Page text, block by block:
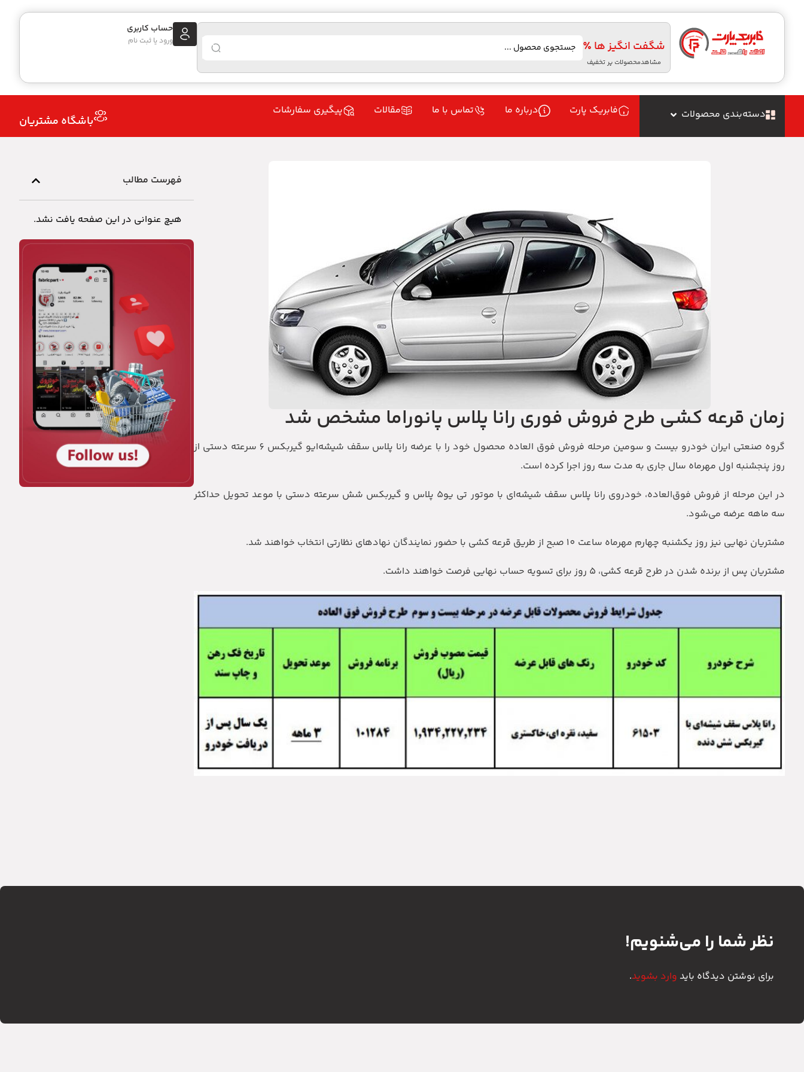
شگفت انگیز ها ٪
مشاهدمحصولات پر تخفیف
حساب کاربری
ورود یا ثبت نام
دسته‌بندی محصولات فابریک پارت درباره ما تماس با ما مقالات پیگیری سفارشات
باشگاه مشتریان
زمان قرعه کشی طرح فروش فوری رانا پلاس پانوراما مشخص شد
گروه صنعتی ایران خودرو بیست و سومین مرحله فروش فوق العاده محصول خود را با عرضه رانا پلاس سقف شیشه‌ایو گیربکس 6 سرعته دستی از
روز پنجشنبه اول مهرماه سال جاری به مدت سه روز اجرا کرده است.
در این مرحله از فروش فوق‌العاده، خودروی رانا پلاس سقف شیشه‌ای با موتور تی یو5 پلاس و گیربکس شش سرعته دستی با موعد تحویل حداکثر
سه ماهه عرضه می‌شود.
مشتریان نهایی نیز روز یکشنبه چهارم مهرماه ساعت 10 صبح از طریق قرعه کشی با حضور نمایندگان نهادهای نظارتی انتخاب خواهند شد.
مشتریان پس از برنده شدن در طرح قرعه کشی، 5 روز برای تسویه حساب نهایی فرصت خواهند داشت.
فهرست مطالب
هیچ عنوانی در این صفحه یافت نشد.
نظر شما را می‌شنویم!
برای نوشتن دیدگاه باید وارد بشوید.